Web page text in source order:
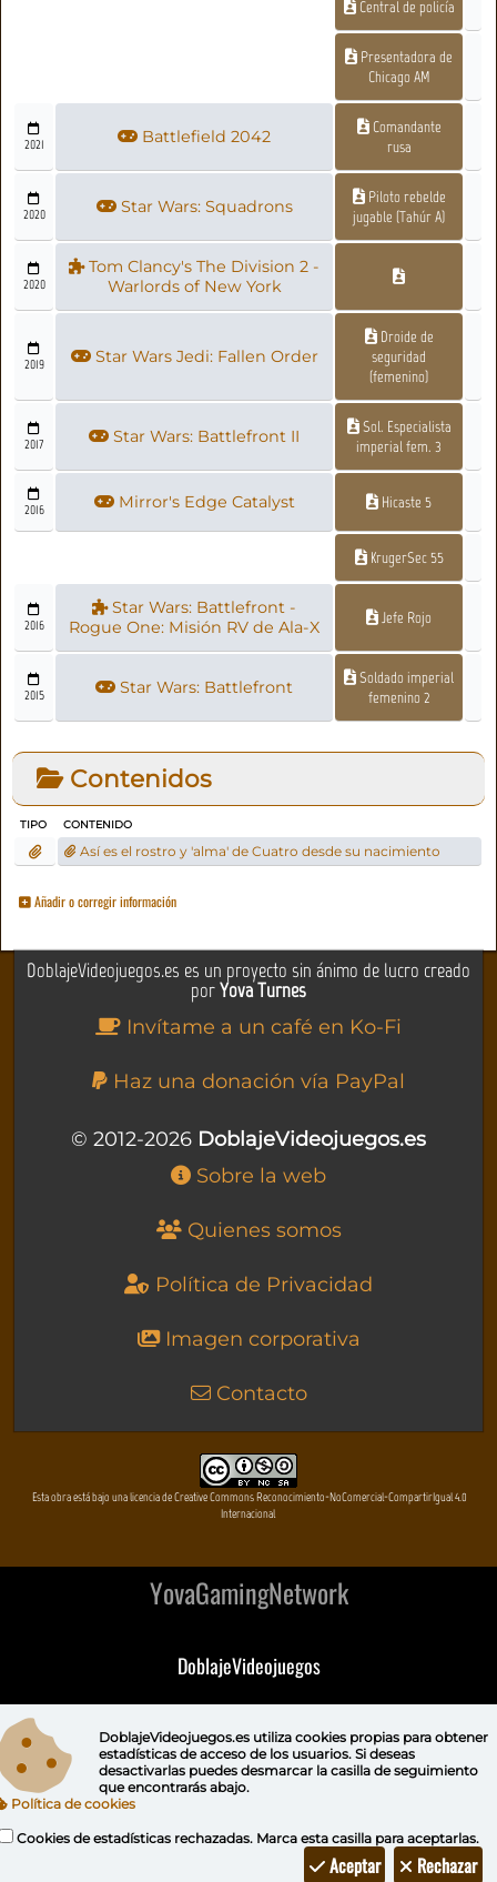
Central de policía
Presentadora de
Chicago AM
2021 Battlefield 2042
Comandante
rusa
2020 Star Wars: Squadrons
Piloto rebelde
jugable (Tahúr A)
2020
Tom Clancy's The Division 2 -
Warlords of New York
2019 Star Wars Jedi: Fallen Order
Droide de
seguridad
(femenino)
2017 Star Wars: Battlefront II
Sol. Especialista
imperial fem. 3
2016 Mirror's Edge Catalyst Hicaste 5
KrugerSec 55
2016
Star Wars: Battlefront -
Rogue One: Misión RV de Ala-X
Jefe Rojo
2015 Star Wars: Battlefront
Soldado imperial
femenino 2
Contenidos
TIPO CONTENIDO
Así es el rostro y 'alma' de Cuatro desde su nacimiento
Añadir o corregir información
DoblajeVideojuegos.es es un proyecto sin ánimo de lucro creado
porYova Turnes
Invítame a un café en Ko-Fi
Haz una donación vía PayPal
© 2012-2026 DoblajeVideojuegos.es
Sobre la web
Quienes somos
Política de Privacidad
Imagen corporativa
Contacto
Esta obra está bajo una licencia de Creative Commons Reconocimiento-NoComercial-CompartirIgual 4.0
Internacional
YovaGamingNetwork
DoblajeVideojuegos
DeVuego
DeVuego GAL
DeVuego Portugal
DoblajeVideojuegos.es utiliza cookies propiaspara obtener
estadísticas de acceso de los usuarios. Si deseas
desactivarlas puedes desmarcar la casilla de seguimiento
que encontrarás abajo.
Política de cookies
Cookies de estadísticas rechazadas. Marca esta casilla para aceptarlas.
Rechazar
Aceptar